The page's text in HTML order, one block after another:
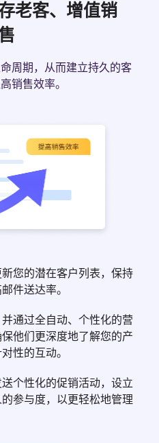
老客、增值销
周期，从而建立持久的客
销售效率。
您的潜在客户列表，保持
件送达率。
通过全自动、个性化的营
他们更深度地了解您的产
性的互动。
个性化的促销活动，设立
参与度，以更轻松地管理